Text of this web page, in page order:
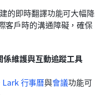
的即時翻譯功能可大幅降
客戶時的溝通障礙，確保
維護與互動追蹤工具
Lark 行事曆與會議功能可